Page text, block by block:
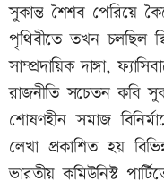
সুকান্ত শৈশব পেরিয়ে
পৃথিবীতে তখন চলছিল
সাম্প্রদায়িক দাঙ্গা,
রাজনীতি সচেতন কবি
শোষণহীন সমাজ
লেখা প্রকাশিত হয়
ভারতীয় কমিউনিস্ট